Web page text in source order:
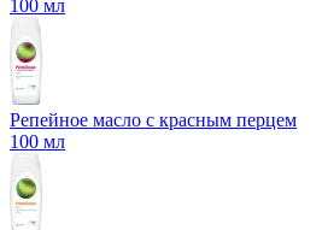
100 мл
Репейное масло с красным перцем
100 мл